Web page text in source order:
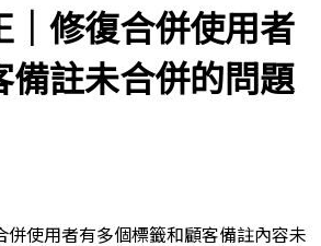
｜修復合併使用者
備註未合併的問題
併使用者有多個標籤和顧客備註內容未